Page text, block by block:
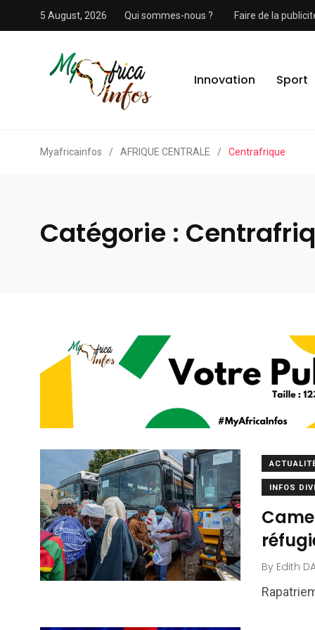
5 August, 2026 Qui sommes-nous ? Faire de la
Innovation Sport
Myafricainfos / AFRIQUE CENTRALE / Centrafrique
Catégorie :
INFOS
By Edith